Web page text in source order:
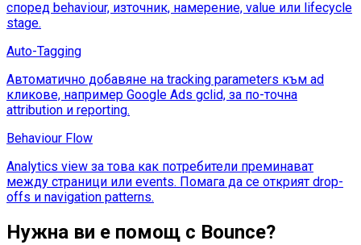
според behaviour, източник, намерение, value или lifecycle
stage.
Auto-Tagging
Автоматично добавяне на tracking parameters към ad
кликове, например Google Ads gclid, за по-точна
attribution и reporting.
Behaviour Flow
Analytics view за това как потребители преминават
между страници или events. Помага да се открият drop-
offs и navigation patterns.
Нужна ви е помощ с Bounce?